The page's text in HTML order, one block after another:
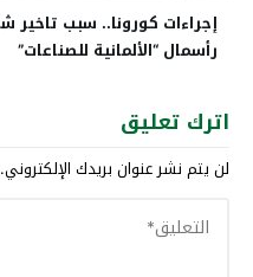
رأسمال “الألمانية للصناعات”
اترك تعليق
لن يتم نشر عنوان بريدك الإلكتروني.